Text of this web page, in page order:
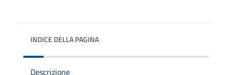
INDICE DELLA PAGINA
Descrizione